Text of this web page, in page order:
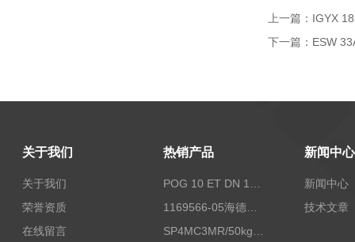
上一篇： IGYX
下一篇： ESW
关于我们
关于我们
荣誉资质
在线留言
热销产品
1169566-05海德汉西门子编码器现货
新闻中心
新闻中心
技术文章